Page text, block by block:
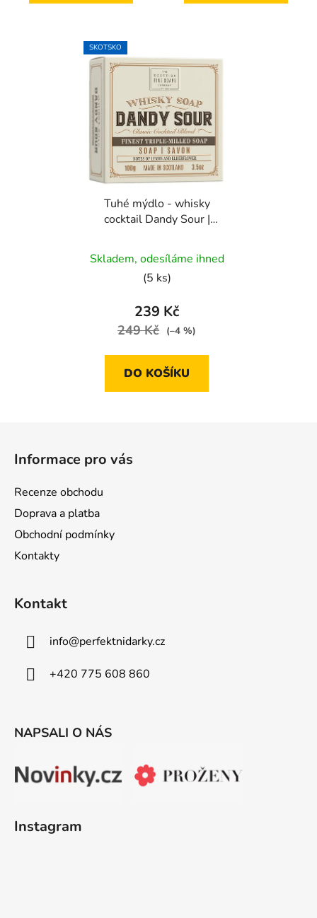
SKOTSKO
Tuhé mýdlo - whisky
cocktail Dandy Sour |
Skladem, odesíláme ihned
(5 ks)
239 Kč
249 Kč (–4 %)
DO KOŠÍKU
Informace pro vás
Recenze obchodu
Doprava a platba
Obchodní podmínky
Kontakty
Kontakt
info@perfektnidarky.cz
+420 775 608 860
NAPSALI O NÁS
Instagram